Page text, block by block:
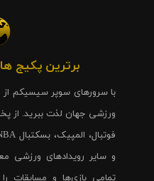
برترین پکیج
با سرورهای سوپر سیسیکم
ورزشی جهان لذت ببرید. از
و سایر رویدادهای ورزشی